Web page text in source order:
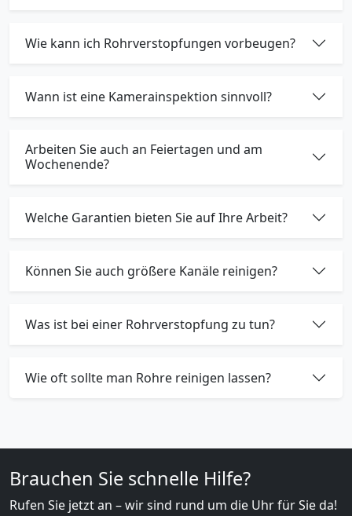
Wie kann ich Rohrverstopfungen vorbeugen?
Wann ist eine Kamerainspektion sinnvoll?
Arbeiten Sie auch an Feiertagen und am
Wochenende?
Welche Garantien bieten Sie auf Ihre Arbeit?
Können Sie auch größere Kanäle reinigen?
Was ist bei einer Rohrverstopfung zu tun?
Wie oft sollte man Rohre reinigen lassen?
Brauchen Sie schnelle Hilfe?
Rufen Sie jetzt an – wir sind rund um die Uhr für Sie da!